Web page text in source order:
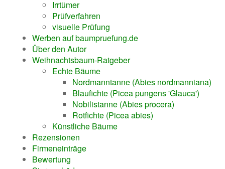
Irrtümer
Prüfverfahren
visuelle Prüfung
Werben auf baumpruefung.de
Über den Autor
Weihnachtsbaum-Ratgeber
Echte Bäume
Nordmanntanne (Abies nordmanniana)
Blaufichte (Picea pungens 'Glauca')
Nobilistanne (Abies procera)
Rotfichte (Picea abies)
Künstliche Bäume
Rezensionen
Firmeneinträge
Bewertung